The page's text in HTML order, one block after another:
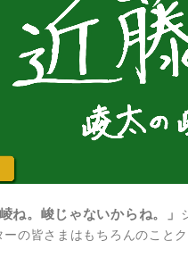
ね。峻じゃないからね。」
の皆さまはもちろんのこと